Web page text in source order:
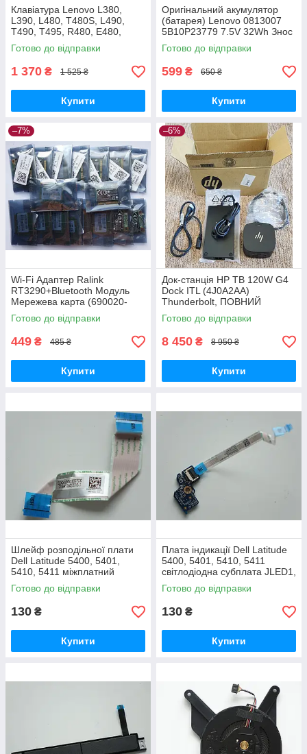
Клавіатура Lenovo L380,
L390, L480, T480S, L490,
T490, T495, R480, E480,
E485, E490, E495, P14s, T14
G1 G2
Готово до відправки
1 370 ₴ 1 525 ₴
Купити
Оригінальний акумулятор
(батарея) Lenovo 0813007
5B10P23779 7.5V 32Wh Знос
21%
Готово до відправки
599 ₴ 650 ₴
Купити
–7%
Wi-Fi Адаптер Ralink
RT3290+Bluetooth Модуль
Мережева карта (690020-
001, 689215-001) 802.11
b,g,n 150Mbps
Готово до відправки
449 ₴ 485 ₴
Купити
–6%
Док-станція HP TB 120W G4
Dock ITL (4J0A2AA)
Thunderbolt, ПОВНИЙ
КОМПЛЕКТ
Готово до відправки
8 450 ₴ 8 950 ₴
Купити
Шлейф розподільної плати
Dell Latitude 5400, 5401,
5410, 5411 міжплатний
кабель USH Junction Board,
Б/В Оригінал, 0KPFJH
Готово до відправки
130 ₴
Купити
Плата індикації Dell Latitude
5400, 5401, 5410, 5411
світлодіодна субплата JLED1,
Б/В Оригінал, LS-G891P
Готово до відправки
130 ₴
Купити